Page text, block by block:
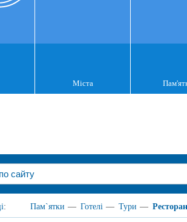
Міста
: Пам`ятки — Готелі — Тури —